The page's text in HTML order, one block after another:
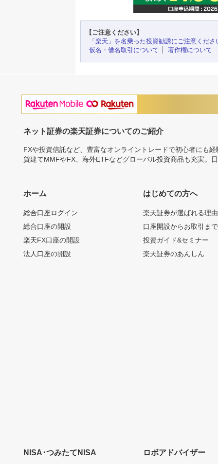
【ご注意ください】
「楽天」を名乗った投資勧誘にご注意くださ
仮名・借名取引について
著作権について
ネット証券の楽天証券についてのご紹介
FXや投資信託など、豊富なオンライントレードで初心者にも
貨建てMMFやFX、海外ETFなどグローバル投資商品も充実。
ホーム
総合口座ログイン
総合口座の開設
楽天FX口座の開設
法人口座の開設
はじめての方へ
楽天証券が選ばれる理由
口座開設からお取引ま
投資ガイド&セミナー
楽天証券のあんしん
NISA･つみたてNISA ロボアドバイザー